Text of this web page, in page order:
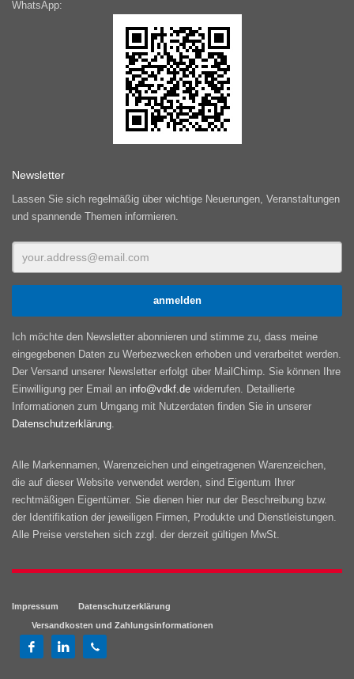
WhatsApp:
Newsletter
Lassen Sie sich regelmäßig über wichtige Neuerungen, Veranstaltungen
und spannende Themen informieren.
Ich möchte den Newsletter abonnieren und stimme zu, dass meine
eingegebenen Daten zu Werbezwecken erhoben und verarbeitet werden.
Der Versand unserer Newsletter erfolgt über MailChimp. Sie können Ihre
Einwilligung per Email an info@vdkf.de widerrufen. Detaillierte
Informationen zum Umgang mit Nutzerdaten finden Sie in unserer
Datenschutzerklärung
Alle Markennamen, Warenzeichen und eingetragenen Warenzeichen,
die auf dieser Website verwendet werden, sind Eigentum Ihrer
rechtmäßigen Eigentümer. Sie dienen hier nur der Beschreibung bzw.
der Identifikation der jeweiligen Firmen, Produkte und Dienstleistungen.
Alle Preise verstehen sich zzgl. der derzeit gültigen MwSt.
Impressum
Datenschutzerklärung
Versandkosten und Zahlungsinformationen